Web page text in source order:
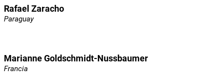
Rafael Zaracho
Paraguay
Marianne Goldschmidt-Nussbaumer
Francia